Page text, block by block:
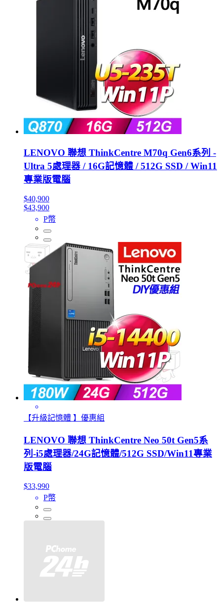
LENOVO 聯想 ThinkCentre M70q Gen6系列 -
Ultra 5處理器 / 16G記憶體 / 512G SSD / Win11
專業版電腦
$40,900
$43,900
P幣
【升級記憶體 】優惠組
LENOVO 聯想 ThinkCentre Neo 50t Gen5系
列-i5處理器/24G記憶體/512G SSD/Win11專業
版電腦
$33,990
P幣